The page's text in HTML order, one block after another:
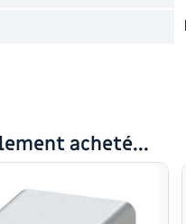
acheté...